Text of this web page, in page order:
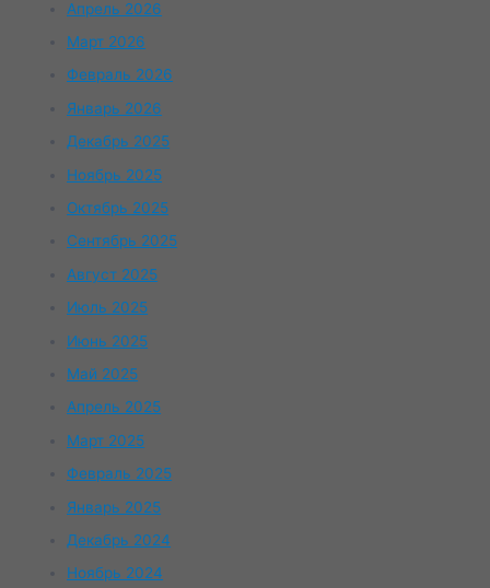
Апрель 2026
Март 2026
Февраль 2026
Январь 2026
Декабрь 2025
Ноябрь 2025
Октябрь 2025
Сентябрь 2025
Август 2025
Июль 2025
Июнь 2025
Май 2025
Апрель 2025
Март 2025
Февраль 2025
Январь 2025
Декабрь 2024
Ноябрь 2024